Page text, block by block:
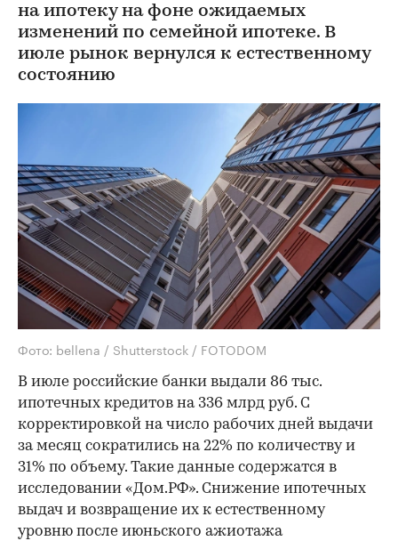
на ипотеку на фоне ожидаемых
изменений по семейной ипотеке. В
июле рынок вернулся к естественному
состоянию
Фото: bellena / Shutterstock / FOTODOM
В июле российские банки выдали 86 тыс.
ипотечных кредитов на 336 млрд руб. С
корректировкой на число рабочих дней выдачи
за месяц сократились на 22% по количеству и
31% по объему. Такие данные содержатся в
исследовании «Дом.РФ». Снижение ипотечных
выдач и возвращение их к естественному
уровню после июньского ажиотажа